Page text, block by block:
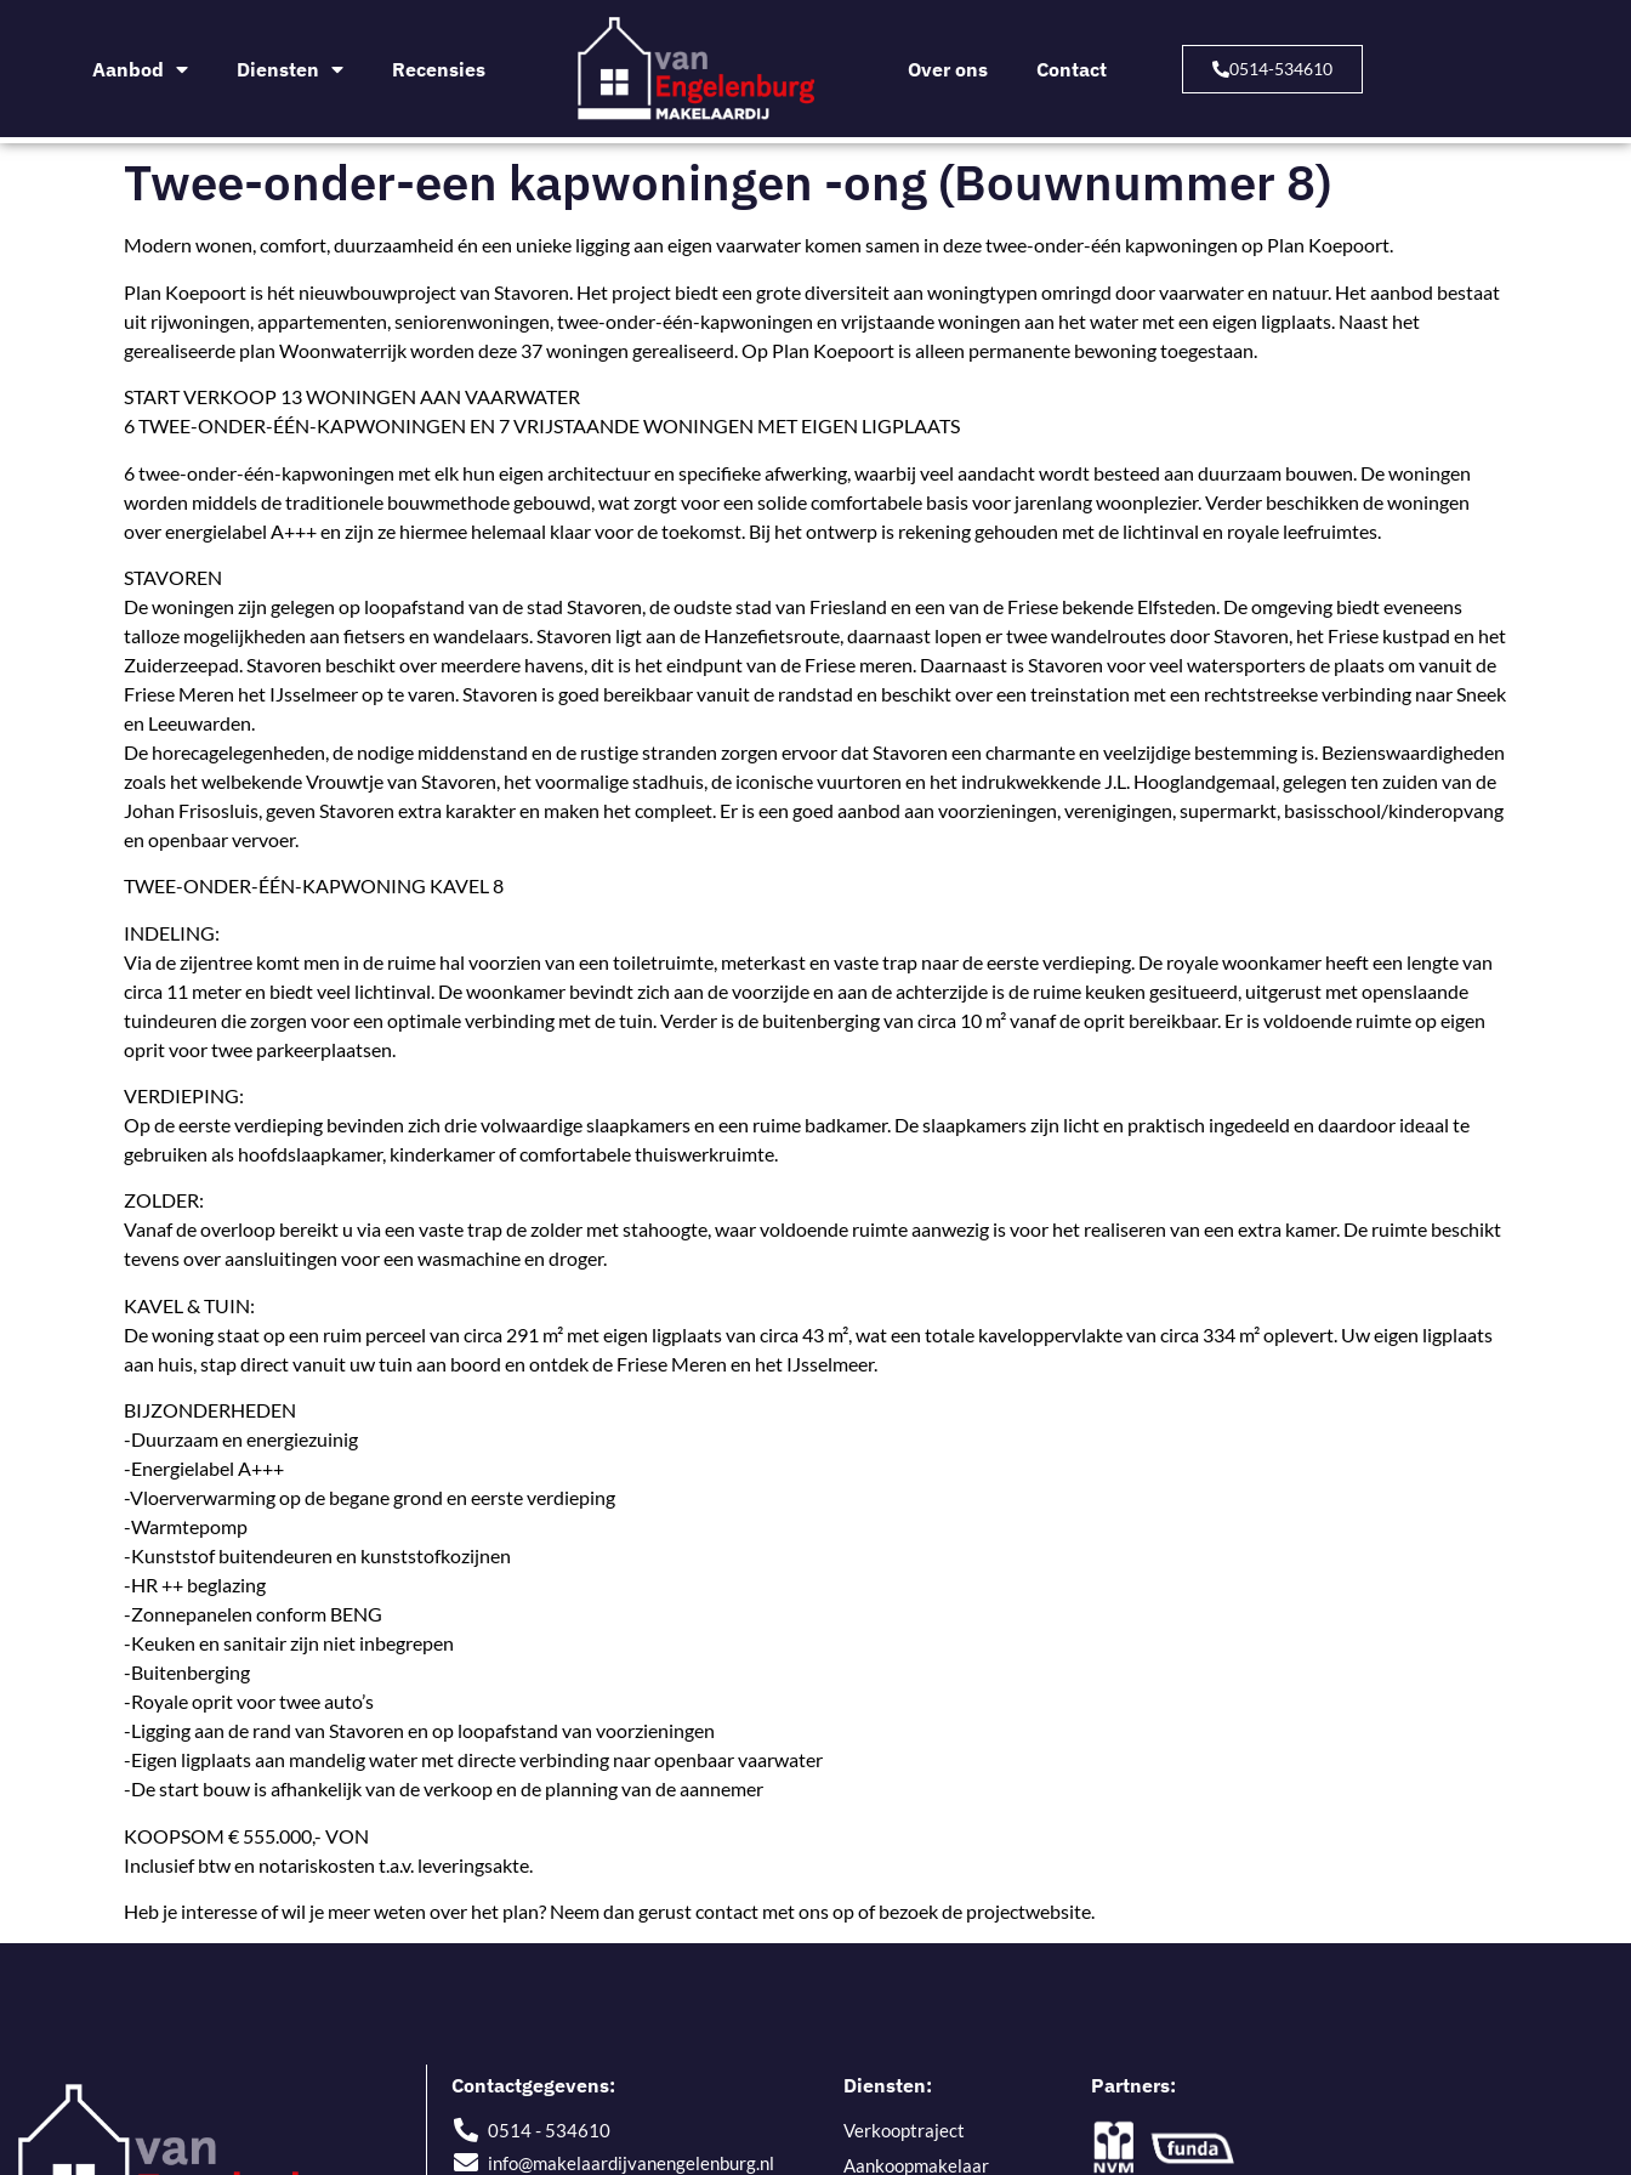
Aanbod Diensten Recensies Over ons Contact 0514-534610
Twee-onder-een kapwoningen -ong (Bouwnummer 8)
Modern wonen, comfort, duurzaamheid én een unieke ligging aan eigen vaarwater komen samen in deze twee-onder-één kapwoningen op Plan Koepoort.
Plan Koepoort is hét nieuwbouwproject van Stavoren. Het project biedt een grote diversiteit aan woningtypen omringd door vaarwater en natuur. Het aanbod bestaat
uit rijwoningen, appartementen, seniorenwoningen, twee-onder-één-kapwoningen en vrijstaande woningen aan het water met een eigen ligplaats. Naast het
gerealiseerde plan Woonwaterrijk worden deze 37 woningen gerealiseerd. Op Plan Koepoort is alleen permanente bewoning toegestaan.
START VERKOOP 13 WONINGEN AAN VAARWATER
6 TWEE-ONDER-ÉÉN-KAPWONINGEN EN 7 VRIJSTAANDE WONINGEN MET EIGEN LIGPLAATS
6 twee-onder-één-kapwoningen met elk hun eigen architectuur en specifieke afwerking, waarbij veel aandacht wordt besteed aan duurzaam bouwen. De woningen
worden middels de traditionele bouwmethode gebouwd, wat zorgt voor een solide comfortabele basis voor jarenlang woonplezier. Verder beschikken de woningen
over energielabel A+++ en zijn ze hiermee helemaal klaar voor de toekomst. Bij het ontwerp is rekening gehouden met de lichtinval en royale leefruimtes.
STAVOREN
De woningen zijn gelegen op loopafstand van de stad Stavoren, de oudste stad van Friesland en een van de Friese bekende Elfsteden. De omgeving biedt eveneens
talloze mogelijkheden aan fietsers en wandelaars. Stavoren ligt aan de Hanzefietsroute, daarnaast lopen er twee wandelroutes door Stavoren, het Friese kustpad en het
Zuiderzeepad. Stavoren beschikt over meerdere havens, dit is het eindpunt van de Friese meren. Daarnaast is Stavoren voor veel watersporters de plaats om vanuit de
Friese Meren het IJsselmeer op te varen. Stavoren is goed bereikbaar vanuit de randstad en beschikt over een treinstation met een rechtstreekse verbinding naar Sneek
en Leeuwarden.
De horecagelegenheden, de nodige middenstand en de rustige stranden zorgen ervoor dat Stavoren een charmante en veelzijdige bestemming is. Bezienswaardigheden
zoals het welbekende Vrouwtje van Stavoren, het voormalige stadhuis, de iconische vuurtoren en het indrukwekkende J.L. Hooglandgemaal, gelegen ten zuiden van de
Johan Frisosluis, geven Stavoren extra karakter en maken het compleet. Er is een goed aanbod aan voorzieningen, verenigingen, supermarkt, basisschool/kinderopvang
en openbaar vervoer.
TWEE-ONDER-ÉÉN-KAPWONING KAVEL 8
INDELING:
Via de zijentree komt men in de ruime hal voorzien van een toiletruimte, meterkast en vaste trap naar de eerste verdieping. De royale woonkamer heeft een lengte van
circa 11 meter en biedt veel lichtinval. De woonkamer bevindt zich aan de voorzijde en aan de achterzijde is de ruime keuken gesitueerd, uitgerust met openslaande
tuindeuren die zorgen voor een optimale verbinding met de tuin. Verder is de buitenberging van circa 10 m² vanaf de oprit bereikbaar. Er is voldoende ruimte op eigen
oprit voor twee parkeerplaatsen.
VERDIEPING:
Op de eerste verdieping bevinden zich drie volwaardige slaapkamers en een ruime badkamer. De slaapkamers zijn licht en praktisch ingedeeld en daardoor ideaal te
gebruiken als hoofdslaapkamer, kinderkamer of comfortabele thuiswerkruimte.
ZOLDER:
Vanaf de overloop bereikt u via een vaste trap de zolder met stahoogte, waar voldoende ruimte aanwezig is voor het realiseren van een extra kamer. De ruimte beschikt
tevens over aansluitingen voor een wasmachine en droger.
KAVEL & TUIN:
De woning staat op een ruim perceel van circa 291 m² met eigen ligplaats van circa 43 m², wat een totale kaveloppervlakte van circa 334 m² oplevert. Uw eigen ligplaats
aan huis, stap direct vanuit uw tuin aan boord en ontdek de Friese Meren en het IJsselmeer.
BIJZONDERHEDEN
-Duurzaam en energiezuinig
-Energielabel A+++
-Vloerverwarming op de begane grond en eerste verdieping
-Warmtepomp
-Kunststof buitendeuren en kunststofkozijnen
-HR ++ beglazing
-Zonnepanelen conform BENG
-Keuken en sanitair zijn niet inbegrepen
-Buitenberging
-Royale oprit voor twee auto’s
-Ligging aan de rand van Stavoren en op loopafstand van voorzieningen
-Eigen ligplaats aan mandelig water met directe verbinding naar openbaar vaarwater
-De start bouw is afhankelijk van de verkoop en de planning van de aannemer
KOOPSOM € 555.000,- VON
Inclusief btw en notariskosten t.a.v. leveringsakte.
Heb je interesse of wil je meer weten over het plan? Neem dan gerust contact met ons op of bezoek de projectwebsite.
Contactgegevens:
0514 - 534610
info@makelaardijvanengelenburg.nl
Diensten:
Verkooptraject
Aankoopmakelaar
Partners: